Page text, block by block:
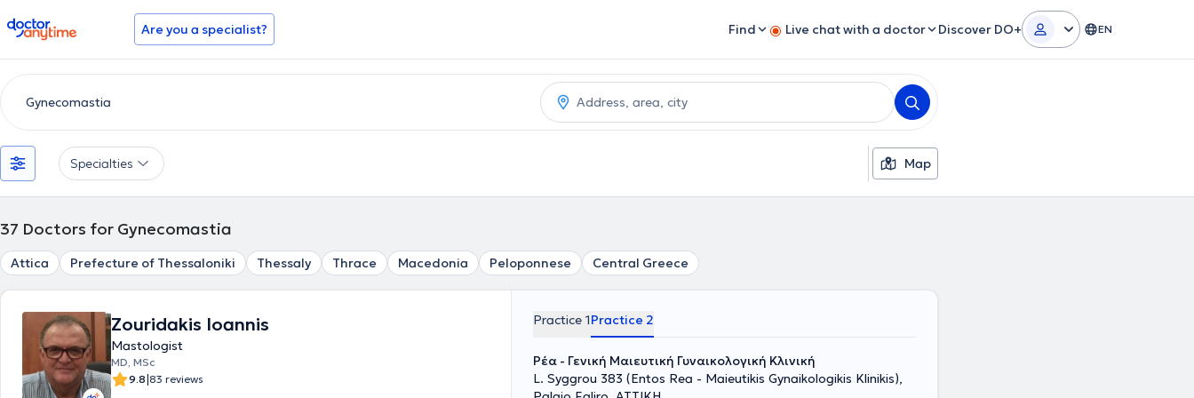
doctoranytime Are you a specialist? Find Live chat with a doctor Discover DO+ EN
Specialties Map
37 Doctors for Gynecomastia
Attica Prefecture of Thessaloniki Thessaly Thrace Macedonia Peloponnese Central Greece
Zouridakis Ioannis
Mastologist
MD, MSc
9.8|83 reviews
Practice 1Practice 2
Ρέα - Γενική Μαιευτική Γυναικολογική Κλινική
L. Syggrou 383 (Entos Rea - Maieutikis Gynaikologikis Klinikis),